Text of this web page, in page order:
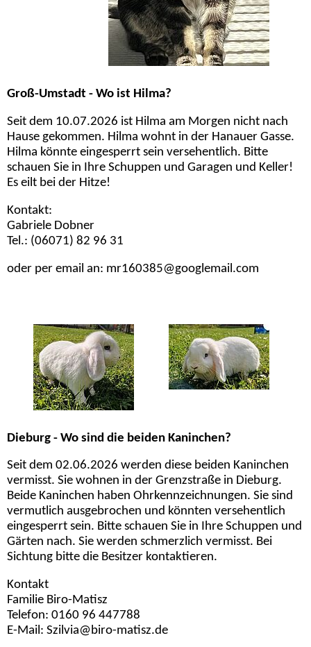
Groß-Umstadt - Wo ist Hilma?
Seit dem 10.07.2026 ist Hilma am Morgen nicht nach
Hause gekommen. Hilma wohnt in der Hanauer Gasse.
Hilma könnte eingesperrt sein versehentlich. Bitte
schauen Sie in Ihre Schuppen und Garagen und Keller!
Es eilt bei der Hitze!
Kontakt:
Gabriele Dobner
Tel.: (06071) 82 96 31
oder per email an: mr160385@googlemail.com
Dieburg - Wo sind die beiden Kaninchen?
Seit dem 02.06.2026 werden diese beiden Kaninchen
vermisst. Sie wohnen in der Grenzstraße in Dieburg.
Beide Kaninchen haben Ohrkennzeichnungen. Sie sind
vermutlich ausgebrochen und könnten versehentlich
eingesperrt sein. Bitte schauen Sie in Ihre Schuppen und
Gärten nach. Sie werden schmerzlich vermisst. Bei
Sichtung bitte die Besitzer kontaktieren.
Kontakt
Familie Biro-Matisz
Telefon: 0160 96 447788
E-Mail: Szilvia@biro-matisz.de